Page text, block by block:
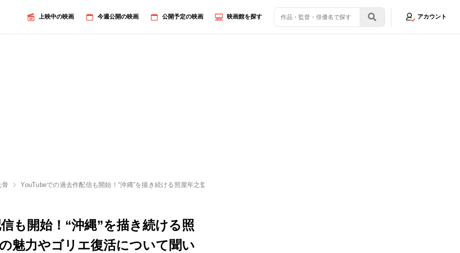
上映中の映画 今週公開の映画 公開予定の映画 映画館を探す アカウント
骨 YouTubeでの過去作配信も開始！“沖縄”を描き続ける照屋年之監督に映画制作の魅力やゴリエ復活について聞いた
も開始！“沖縄”を描き続ける照
魅力やゴリエ復活について聞い